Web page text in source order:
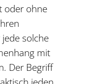
oder ohne
solche
mit
Der Begriff